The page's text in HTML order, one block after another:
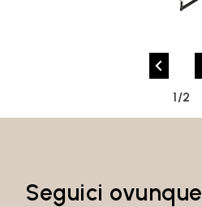
1/2
Seguici ovunque